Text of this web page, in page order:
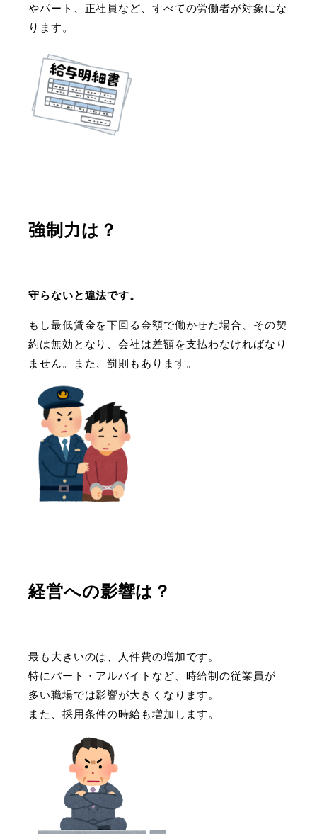
やパート、正社員など、すべての労働者が対象にな
ります。
強制力は？
守らないと違法です。
もし最低賃金を下回る金額で働かせた場合、その契
約は無効となり、会社は差額を支払わなければなり
ません。また、罰則もあります。
経営への影響は？
最も大きいのは、人件費の増加です。
特にパート・アルバイトなど、時給制の従業員が
多い職場では影響が大きくなります。
また、採用条件の時給も増加します。